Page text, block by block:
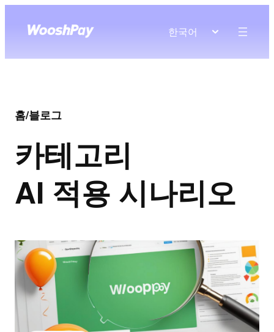
한국어
홈/블로그
카테고리
AI 적용 시나리오